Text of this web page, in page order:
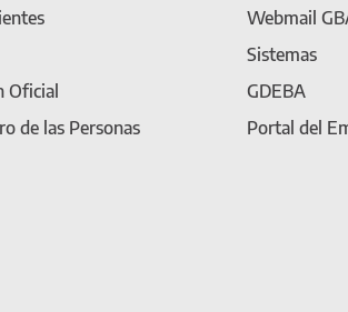
Oficial
de las Personas
Webmail
Sistemas
GDEBA
Portal del